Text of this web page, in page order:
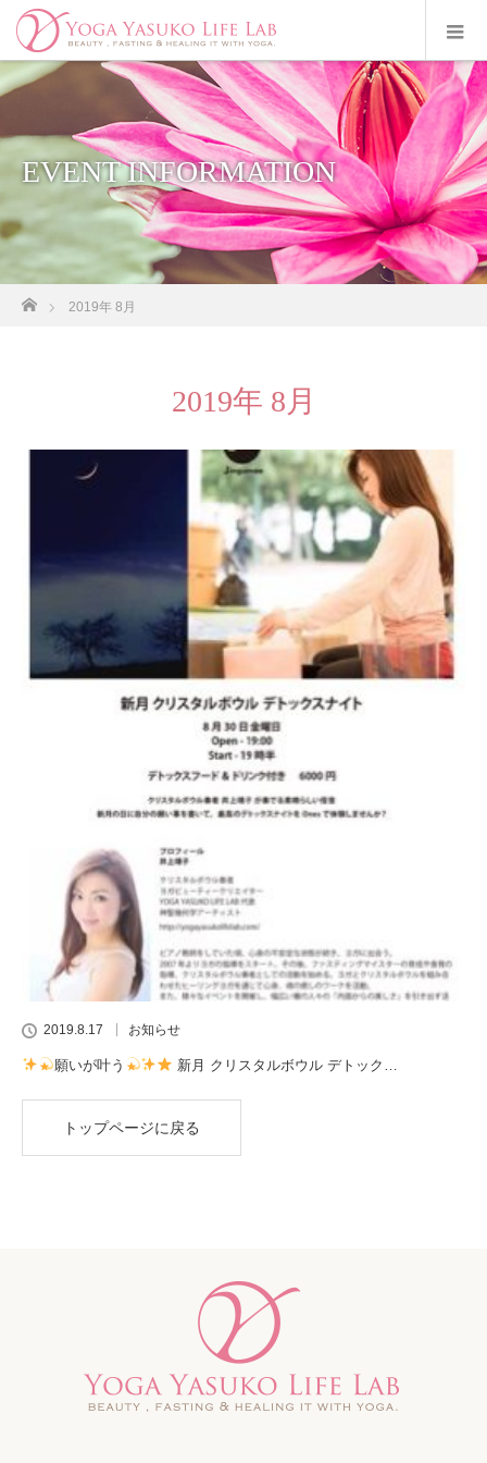
EVENT INFORMATION
2019年 8月
2019年 8月
2019.8.17 お知らせ
願いが叶う 新月 クリスタルボウル デトック…
トップページに戻る